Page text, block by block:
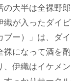
の大半は全裸野郎
織が入ったダイビ
ブー）」は、ダイ
裸になって酒を酌
伊織はイケメン